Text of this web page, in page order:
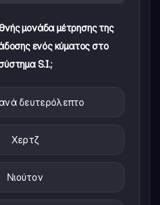
μονάδα μέτρησης της
ενός κύματος στο
S.I.;
δευτερόλεπτο
Χερτζ
Νιούτον